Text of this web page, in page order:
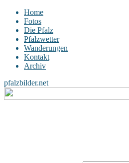
Home
Fotos
Die Pfalz
Pfalzwetter
Wanderungen
Kontakt
Archiv
pfalzbilder.net